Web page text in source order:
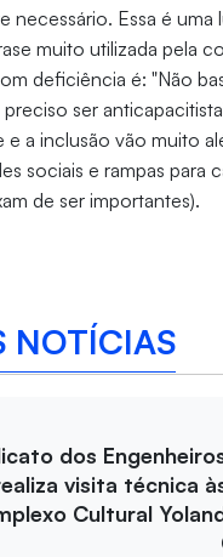
necessário. Essa é uma
muito utilizada pela
deficiência é: "Não
ser
e a inclusão vão muito
sociais e rampas para
de ser importantes).
NOTÍCIAS
dos
visita técnica
Cultural